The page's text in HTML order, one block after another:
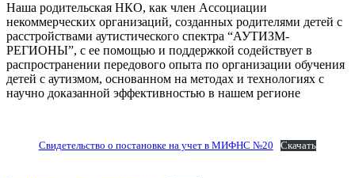
Наша родительская НКО, как член Ассоциации
некоммерческих организаций, созданных родителями детей с
расстройствами аутистического спектра “АУТИЗМ-
РЕГИОНЫ”, с ее помощью и поддержкой содействует в
распространении передового опыта по организации обучения
детей с аутизмом, основанном на методах и технологиях с
научно доказанной эффективностью в нашем регионе
Свидетельство о постановке на учет в МИФНС №20 Скачать